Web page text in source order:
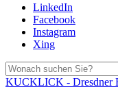
LinkedIn
Facebook
Instagram
Xing
KUCKLICK - Dresdner